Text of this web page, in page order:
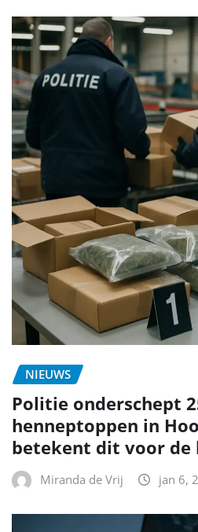
NIEUWS
Politie onderschept
henneptoppen in
betekent dit voor de
Miranda de Vrij jan 6,